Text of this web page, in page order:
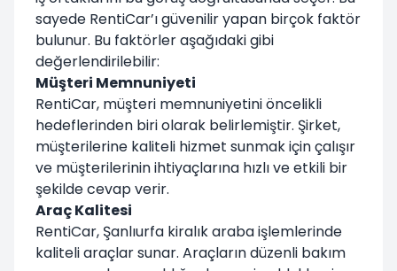
sayede RentiCar’ı güvenilir yapan birçok faktör
bulunur. Bu faktörler aşağıdaki gibi
değerlendirilebilir:
Müşteri Memnuniyeti
RentiCar, müşteri memnuniyetini öncelikli
hedeflerinden biri olarak belirlemiştir. Şirket,
müşterilerine kaliteli hizmet sunmak için çalışır
ve müşterilerinin ihtiyaçlarına hızlı ve etkili bir
şekilde cevap verir.
Araç Kalitesi
RentiCar, Şanlıurfa kiralık araba işlemlerinde
kaliteli araçlar sunar. Araçların düzenli bakım